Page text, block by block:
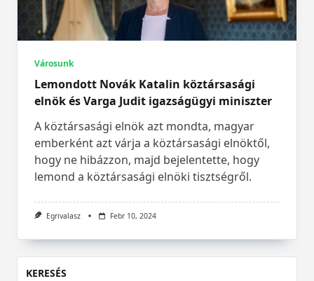
Városunk
Lemondott Novák Katalin köztársasági
elnök és Varga Judit igazságügyi miniszter
A köztársasági elnök azt mondta, magyar
emberként azt várja a köztársasági elnöktől,
hogy ne hibázzon, majd bejelentette, hogy
lemond a köztársasági elnöki tisztségről.
Egrivalasz Febr 10, 2024
KERESÉS